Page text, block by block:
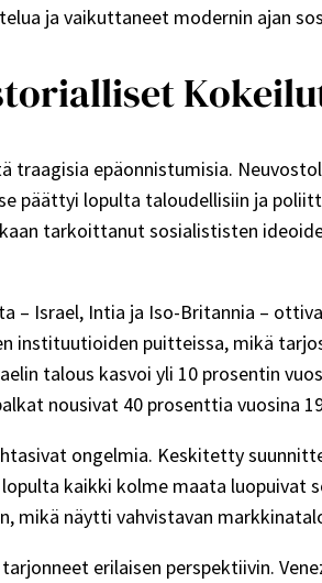
ja vaikuttaneet modernin ajan
epäonnistumisia.
päättyi lopulta taloudellisiin ja
tarkoittanut sosialististen
– Israel, Intia ja Iso-Britannia –
instituutioiden puitteissa, mikä
talous kasvoi yli 10 prosentin
nousivat 40 prosenttia vuosina
ongelmia. Keskitetty
kaikki kolme maata
mikä näytti vahvistavan
erilaisen perspektiivin.